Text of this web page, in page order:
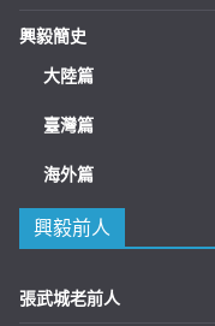
興毅簡史
大陸篇
臺灣篇
海外篇
興毅前人
張武城老前人